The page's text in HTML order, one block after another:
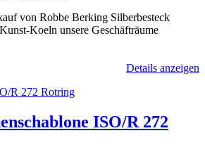
von Robbe Berking Silberbesteck
Koeln unsere Geschäfträume
Details anzeigen
ISO/R 272